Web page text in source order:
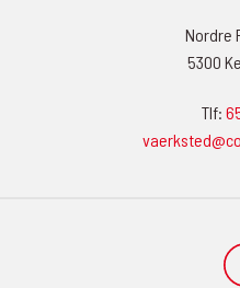
Nordre
5300
Tlf: